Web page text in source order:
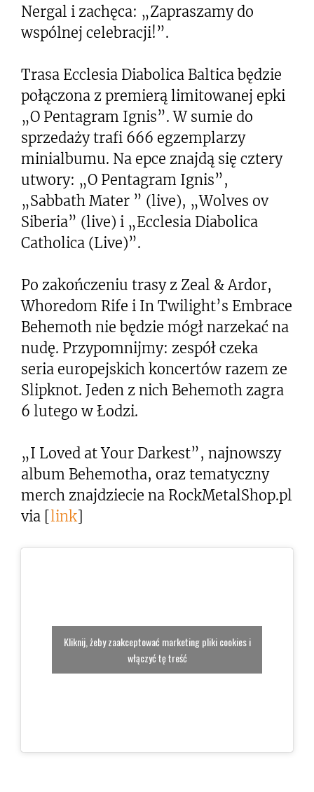
Nergal i zachęca: „Zapraszamy do
wspólnej celebracji!”.
Trasa Ecclesia Diabolica Baltica będzie
połączona z premierą limitowanej epki
„O Pentagram Ignis”. W sumie do
sprzedaży trafi 666 egzemplarzy
minialbumu. Na epce znajdą się cztery
utwory: „O Pentagram Ignis”,
„Sabbath Mater ” (live), „Wolves ov
Siberia” (live) i „Ecclesia Diabolica
Catholica (Live)”.
Po zakończeniu trasy z Zeal & Ardor,
Whoredom Rife i In Twilight’s Embrace
Behemoth nie będzie mógł narzekać na
nudę. Przypomnijmy: zespół czeka
seria europejskich koncertów razem ze
Slipknot. Jeden z nich Behemoth zagra
6 lutego w Łodzi.
„I Loved at Your Darkest”, najnowszy
album Behemotha, oraz tematyczny
merch znajdziecie na RockMetalShop.pl
via [link]
Kliknij, żeby zaakceptować marketing pliki cookies i
włączyć tę treść